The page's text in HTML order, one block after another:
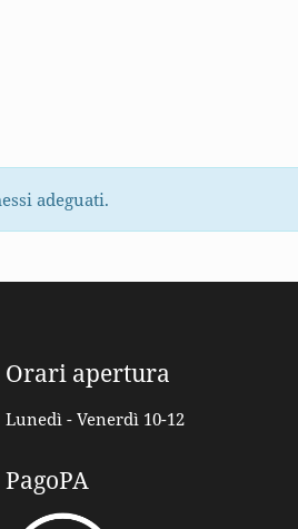
adeguati.
Orari apertura
Lunedì - Venerdì 10-12
PagoPA